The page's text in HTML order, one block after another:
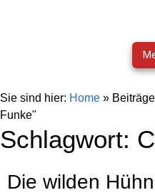
Sie sind hier: Home »
Funke"
Schlagwort:
Die wilden